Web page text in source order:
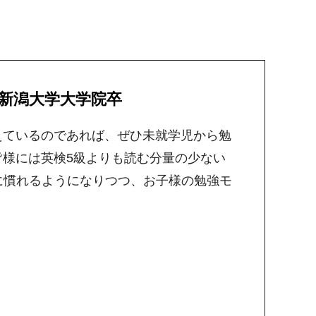
潟大学大学院卒
いるのであれば、ぜひ未就学児から勉
には英検5級よりも読む分量の少ない
れるようになりつつ、お子様の勉強モ